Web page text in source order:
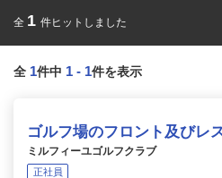
全 1 件ヒットしました
全 1件中 1 - 1件を表示
ゴルフ場のフロント及びレ
ミルフィーユゴルフクラブ
正社員